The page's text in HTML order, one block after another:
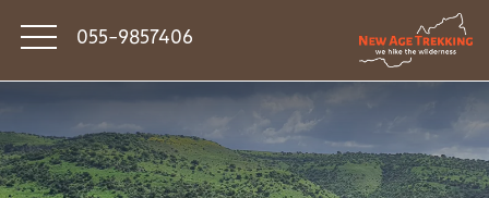
055-9857406
סיפורי דרך
פודקאסט טראק טוק